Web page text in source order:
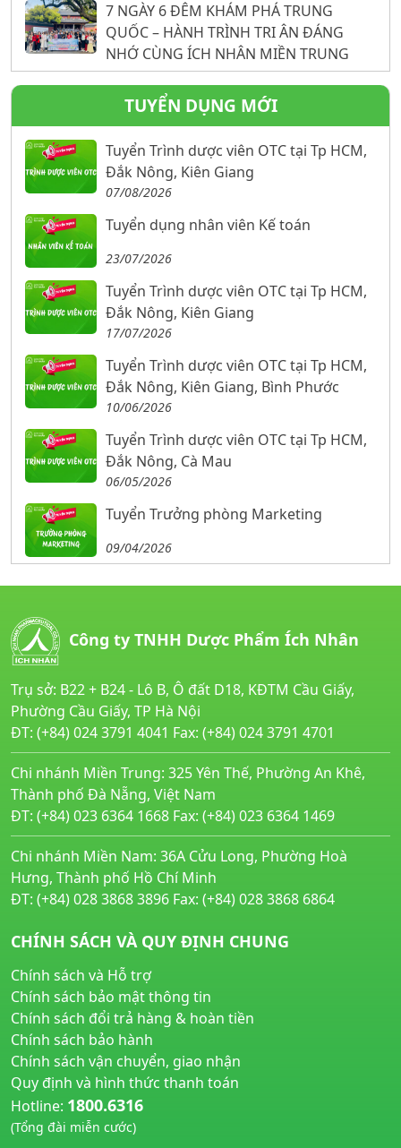
7 NGÀY 6 ĐÊM KHÁM PHÁ TRUNG
QUỐC – HÀNH TRÌNH TRI ÂN ĐÁNG
NHỚ CÙNG ÍCH NHÂN MIỀN TRUNG
TUYỂN DỤNG MỚI
Tuyển Trình dược viên OTC tại Tp HCM,
Đắk Nông, Kiên Giang
07/08/2026
Tuyển dụng nhân viên Kế toán
23/07/2026
Tuyển Trình dược viên OTC tại Tp HCM,
Đắk Nông, Kiên Giang
17/07/2026
Tuyển Trình dược viên OTC tại Tp HCM,
Đắk Nông, Kiên Giang, Bình Phước
10/06/2026
Tuyển Trình dược viên OTC tại Tp HCM,
Đắk Nông, Cà Mau
06/05/2026
Tuyển Trưởng phòng Marketing
09/04/2026
Công ty TNHH Dược Phẩm Ích Nhân
Trụ sở: B22 + B24 - Lô B, Ô đất D18, KĐTM Cầu Giấy,
Phường Cầu Giấy, TP Hà Nội
ĐT: (+84) 024 3791 4041 Fax: (+84) 024 3791 4701
Chi nhánh Miền Trung: 325 Yên Thế, Phường An Khê,
Thành phố Đà Nẵng, Việt Nam
ĐT: (+84) 023 6364 1668 Fax: (+84) 023 6364 1469
Chi nhánh Miền Nam: 36A Cửu Long, Phường Hoà
Hưng, Thành phố Hồ Chí Minh
ĐT: (+84) 028 3868 3896 Fax: (+84) 028 3868 6864
CHÍNH SÁCH VÀ QUY ĐỊNH CHUNG
Chính sách và Hỗ trợ
Chính sách bảo mật thông tin
Chính sách đổi trả hàng & hoàn tiền
Chính sách bảo hành
Chính sách vận chuyển, giao nhận
Quy định và hình thức thanh toán
Hotline: 1800.6316
(Tổng đài miễn cước)